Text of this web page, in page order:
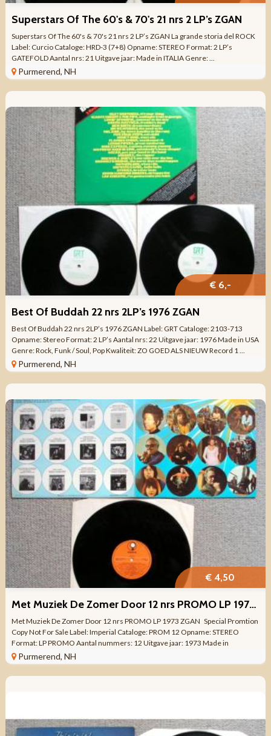
Superstars Of The 60's & 70's 21 nrs 2 LP’s ZGAN
Superstars Of The 60's & 70's 21 nrs 2 LP’s ZGAN La grande storia del ROCK
Label: Curcio Cataloge: HRD-3 (7+8) Opname: STEREO Format: 2 LP’s
GATEFOLD Aantal nrs: 21 Uitgave jaar: Made in ITALIA Genre: ...
Purmerend, NH
€ 6,-
Best Of Buddah 22 nrs 2LP’s 1976 ZGAN
Best Of Buddah 22 nrs 2LP’s 1976 ZGAN Label: GRT Cataloge: 2103-713
Opname: Stereo Format: 2 LP’s Aantal nrs: 22 Uitgave jaar: 1976 Made in USA
Genre: Rock, Funk / Soul, Pop Kwaliteit: ZO GOED ALS NIEUW Record 1 ...
Purmerend, NH
€ 4,50
Met Muziek De Zomer Door 12 nrs PROMO LP 1973 ZGAN
Met Muziek De Zomer Door 12 nrs PROMO LP 1973 ZGAN Special Promtion
Copy Not For Sale Label: Imperial Cataloge: PROM 12 Opname: STEREO
Format: LP PROMO Aantal nummers: 12 Uitgave jaar: 1973 Made in
HOLLAND Genre: Chanson, ...
Purmerend, NH